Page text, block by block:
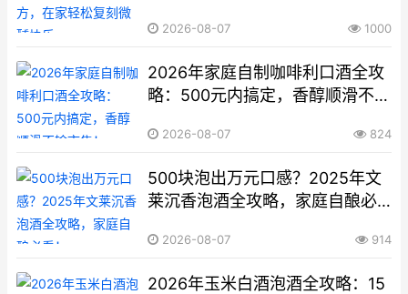
2026-08-07 1000
2026年家庭自制咖啡利口酒全攻
略：500元内搞定，香醇顺滑不输
2026-08-07 824
500块泡出万元口感？2025年文
莱沉香泡酒全攻略，家庭自酿必
2026-08-07 914
2026年玉米白酒泡酒全攻略：15